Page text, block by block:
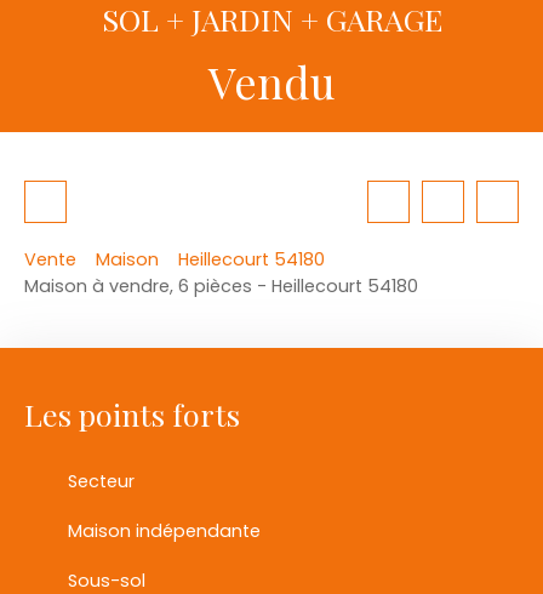
SOL + JARDIN + GARAGE
Vendu
Vente Maison
Heillecourt 54180
Maison à vendre, 6 pièces - Heillecourt 54180
Les points forts
Secteur
Maison indépendante
Sous-sol